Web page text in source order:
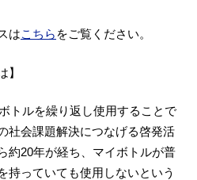
はこちら をご覧ください。
】
トルを繰り返し使用することで
社会課題解決につなげる啓発活
約20年が経ち、マイボトルが普
持っていても使用しないという